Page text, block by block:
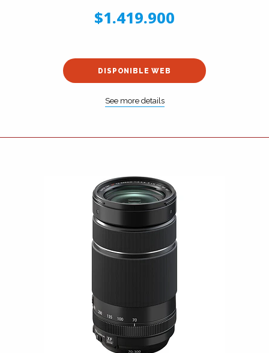
$1.419.900
DISPONIBLE WEB
See more details